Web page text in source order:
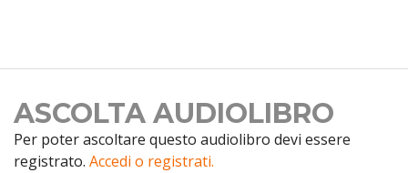
ASCOLTA AUDIOLIBRO
Per poter ascoltare questo audiolibro devi essere
registrato. Accedi o registrati.